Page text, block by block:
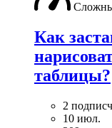
Как
таблицы?
2
10 июл.